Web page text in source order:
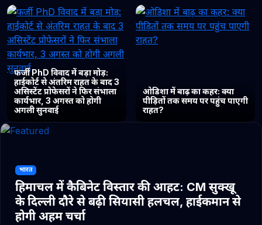
फर्जी PhD विवाद में बड़ा मोड़:
हाईकोर्ट से अंतरिम राहत के बाद 3
असिस्टेंट प्रोफेसरों ने फिर संभाला
कार्यभार, 3 अगस्त को होगी
अगली सुनवाई
ओडिशा में बाढ़ का कहर: क्या
पीड़ितों तक समय पर पहुंच पाएगी
राहत?
भारत
हिमाचल में कैबिनेट विस्तार की आहट: CM सुक्खू
के दिल्ली दौरे से बढ़ी सियासी हलचल, हाईकमान से
होगी अहम चर्चा